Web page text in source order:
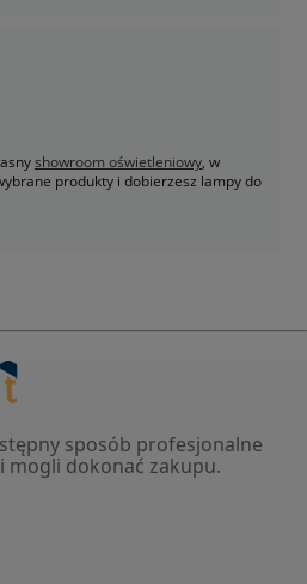
showroom oświetleniowy, w
produkty i dobierzesz lampy do
sposób profesjonalne
mogli dokonać zakupu.